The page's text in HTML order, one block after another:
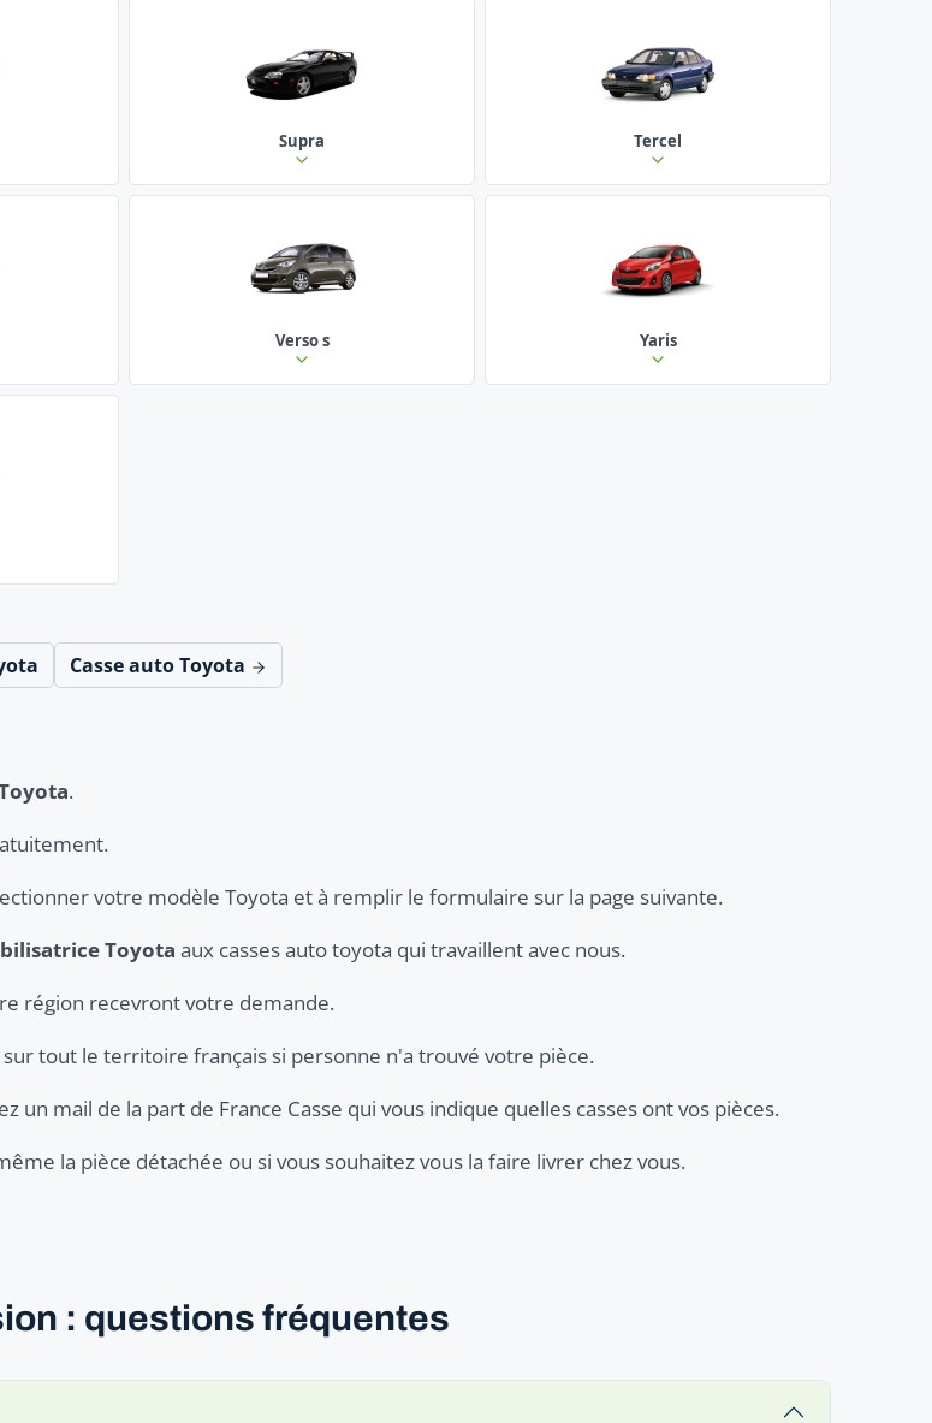
Supra Tercel
Verso s Yaris
Casse auto Toyota
.
votre modèle Toyota et à remplir le formulaire sur la page suivante.
Toyota aux casses auto toyota qui travaillent avec nous.
région recevront votre demande.
tout le territoire français si personne n'a trouvé votre pièce.
un mail de la part de France Casse qui vous indique quelles casses ont vos pièces.
la pièce détachée ou si vous souhaitez vous la faire livrer chez vous.
: questions fréquentes